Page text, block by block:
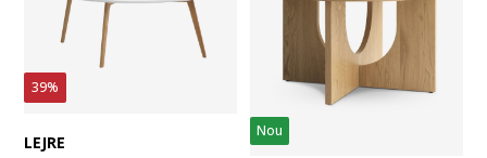
39%
LEJRE
Nou